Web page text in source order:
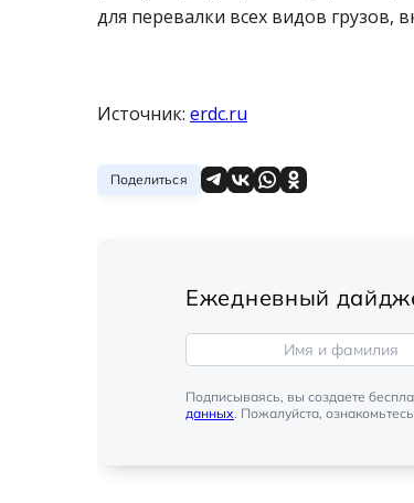
для перевалки всех видов грузов,
Источник: erdc.ru
Поделиться
Ежедневный
Подписываясь, вы создаете
данных. Пожалуйста,